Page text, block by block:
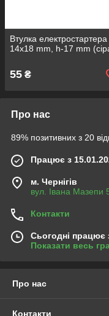
Втулка
14х18 mm, h-17 mm
55 ₴
Про нас
89% позитивних з 20
Працює з
м. Чернігів
вул. Івана Мазепи
Контакти
Сьогодні працює
Показати весь
Про нас
Контакти